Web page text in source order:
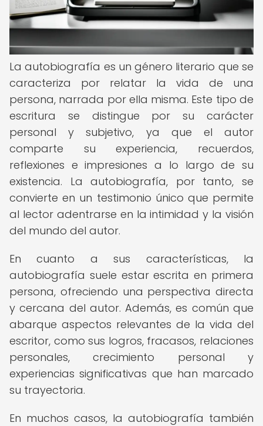
La autobiografía es un género literario que se
caracteriza por relatar la vida de una
persona, narrada por ella misma. Este tipo de
escritura se distingue por su carácter
personal y subjetivo, ya que el autor
comparte su experiencia, recuerdos,
reflexiones e impresiones a lo largo de su
existencia. La autobiografía, por tanto, se
convierte en un testimonio único que permite
al lector adentrarse en la intimidad y la visión
del mundo del autor.
En cuanto a sus características, la
autobiografía suele estar escrita en primera
persona, ofreciendo una perspectiva directa
y cercana del autor. Además, es común que
abarque aspectos relevantes de la vida del
escritor, como sus logros, fracasos, relaciones
personales, crecimiento personal y
experiencias significativas que han marcado
su trayectoria.
En muchos casos, la autobiografía también